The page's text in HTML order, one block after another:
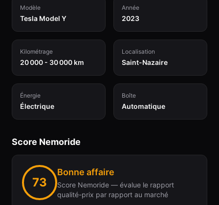
Modèle
Tesla Model Y
Année
2023
Kilométrage
20 000 - 30 000 km
Localisation
Saint-Nazaire
Énergie
Électrique
Boîte
Automatique
Score Nemoride
73
Bonne affaire
Score Nemoride — évalue le rapport
qualité-prix par rapport au marché